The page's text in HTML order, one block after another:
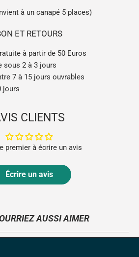
à un canapé 5 places)
ET RETOURS
à partir de 50 Euros
sous 2 à 3 jours
7 à 15 jours ouvrables
jours
CLIENTS
premier à écrire un avis
Écrire un avis
AUSSI AIMER